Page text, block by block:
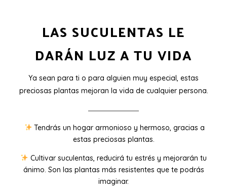
LAS SUCULENTAS LE
DARÁN LUZ A TU VIDA
Ya sean para ti o para alguien muy especial, estas
preciosas plantas mejoran la vida de cualquier persona.
Tendrás un hogar armonioso y hermoso, gracias a
estas preciosas plantas.
Cultivar suculentas, reducirá tu estrés y mejorarán tu
ánimo. Son las plantas más resistentes que te podrás
imaginar.